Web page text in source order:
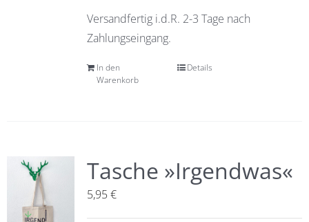
Versandfertig i.d.R. 2-3 Tage nach
Zahlungseingang.
In den
Warenkorb
Details
Tasche »Irgendwas«
5,95€